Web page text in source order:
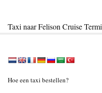
Taxi naar Felison Cruise
Hoe een taxi bestellen?